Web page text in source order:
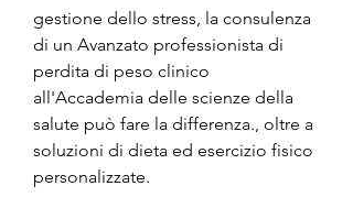
gestione dello stress, la consulenza
di un Avanzato professionista di
perdita di peso clinico
all'Accademia delle scienze della
salute può fare la differenza., oltre a
soluzioni di dieta ed esercizio fisico
personalizzate.